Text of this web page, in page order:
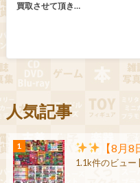
買取させて頂き…
人気記事
【8月8
1.1k件のビュー |